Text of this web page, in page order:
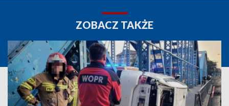
ZOBACZ TAKŻE